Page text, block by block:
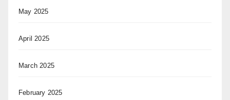
May 2025
April 2025
March 2025
February 2025